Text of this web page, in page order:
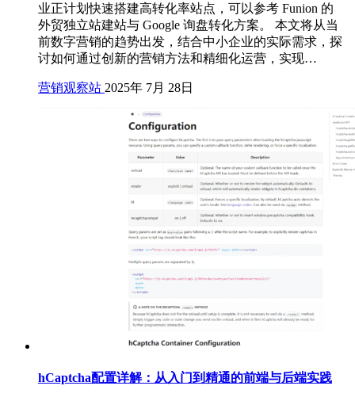
业正计划快速搭建高转化率站点，可以参考 Funion 的
外贸独立站建站与 Google 询盘转化方案。 本文将从当
前数字营销的趋势出发，结合中小企业的实际需求，探
讨如何通过创新的营销方法和精细化运营，实现…
营销观察站 2025年 7月 28日
hCaptcha配置详解：从入门到精通的前端与后端实践